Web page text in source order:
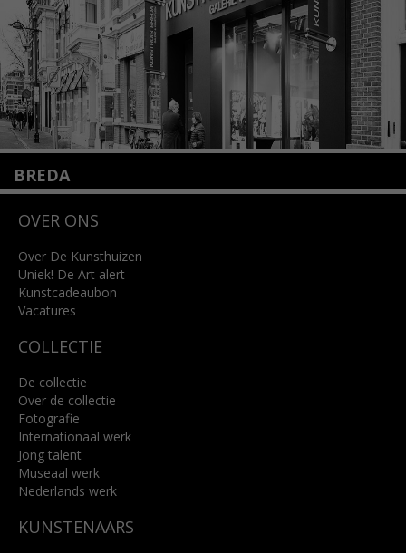
Lees meer
BREDA
4818 SB Breda
info@kunsthuisbreda.nl
Lees meer
OVER ONS
Over De Kunsthuizen
Uniek! De Art alert
Kunstcadeaubon
Vacatures
COLLECTIE
De collectie
Over de collectie
Fotografie
Internationaal werk
Jong talent
Museaal werk
Nederlands werk
KUNSTENAARS